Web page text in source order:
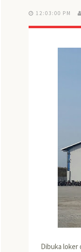
12:03:00 PM
Dibuka loker